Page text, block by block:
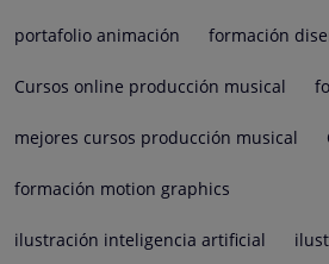
portafolio animación formación
Cursos online producción musical
mejores cursos producción musical
formación motion graphics
ilustración inteligencia artificial